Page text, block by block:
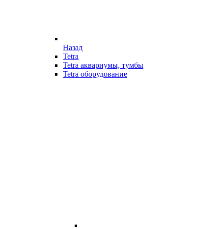
Назад
Tetra
Tetra аквариумы, тумбы
Tetra оборудование